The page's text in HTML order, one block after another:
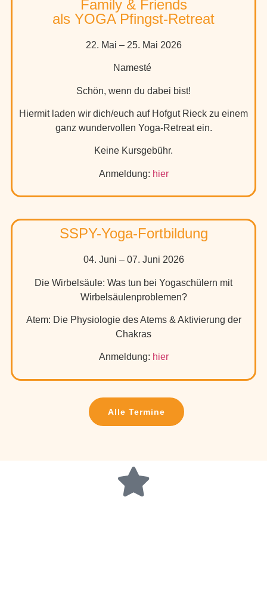
Family & Friends
als YOGA Pfingst-Retreat
22. Mai – 25. Mai 2026
Namesté
Schön, wenn du dabei bist!
Hiermit laden wir dich/euch auf Hofgut Rieck zu einem
ganz wundervollen Yoga-Retreat ein.
Keine Kursgebühr.
Anmeldung: hier
SSPY-Yoga-Fortbildung
04. Juni – 07. Juni 2026
Die Wirbelsäule: Was tun bei Yogaschülern mit
Wirbelsäulenproblemen?
Atem: Die Physiologie des Atems & Aktivierung der
Chakras
Anmeldung: hier
Alle Termine